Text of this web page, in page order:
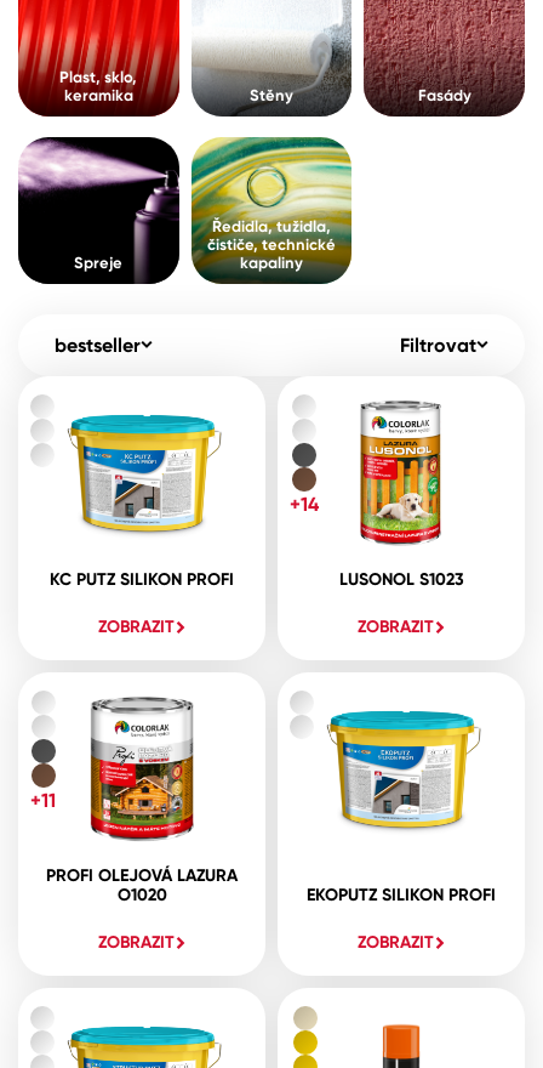
Pro akcionáře O společnosti
Kontakty
B2B +420 800 145 555
Česko
Slovensko Polsko
Spreje
Ředidla, tužidla, čističe, technické
kapaliny
Plast, sklo,
keramika
Stěny Fasády
Spreje
Ředidla, tužidla,
čističe, technické
kapaliny
bestseller Filtrovat
KC PUTZ SILIKON PROFI
ZOBRAZIT
LUSONOL S1023
ZOBRAZIT
+14
PROFI OLEJOVÁ LAZURA
O1020
ZOBRAZIT
+11
EKOPUTZ SILIKON PROFI
ZOBRAZIT